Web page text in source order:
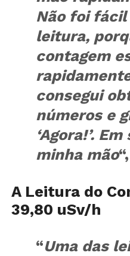
Não foi
leitura,
contagem
consegui
números e
‘Agora!’.
minha mão
A Leitura do
39,80 uSv/h
“Uma das